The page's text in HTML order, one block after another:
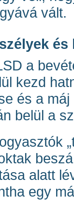
vált.
a
kezd
és a
belül a
alatt
egy